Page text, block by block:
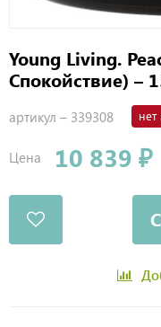
Young Living.
Спокойствие) –
артикул – 339308
Цена 10 839 ₽